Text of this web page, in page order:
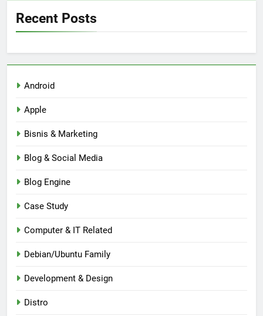
Recent Posts
Android
Apple
Bisnis & Marketing
Blog & Social Media
Blog Engine
Case Study
Computer & IT Related
Debian/Ubuntu Family
Development & Design
Distro